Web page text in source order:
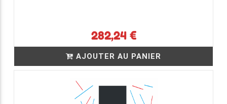
282,24 €
AJOUTER AU PANIER